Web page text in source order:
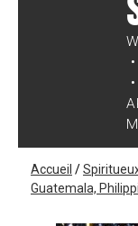
Accueil /
Guatemala,